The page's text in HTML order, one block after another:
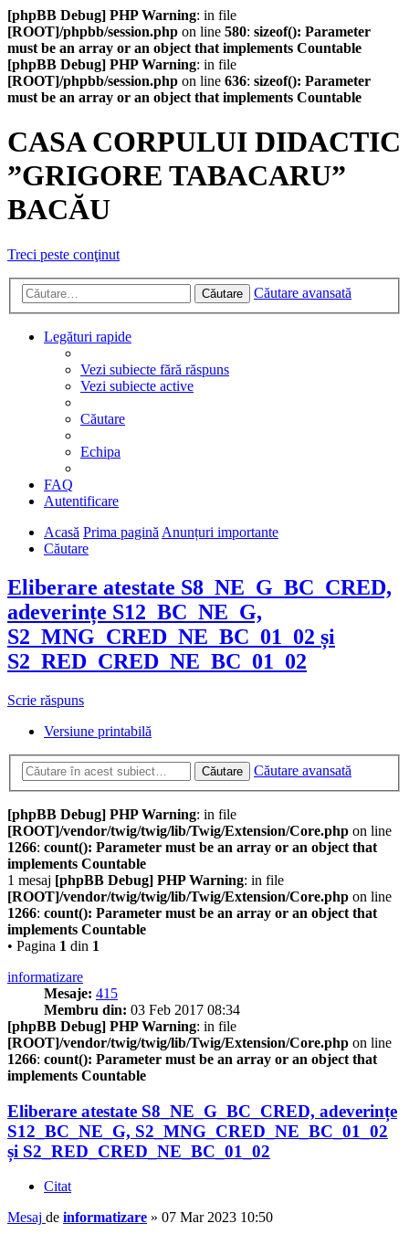
[phpBB Debug] PHP Warning: in file
[ROOT]/phpbb/session.php on line 580: sizeof(): Parameter
must be an array or an object that implements Countable
[phpBB Debug] PHP Warning: in file
[ROOT]/phpbb/session.php on line 636: sizeof(): Parameter
must be an array or an object that implements Countable
CASA CORPULUI DIDACTIC
”GRIGORE TABACARU”
BACĂU
Treci peste conţinut
Căutare Căutare avansată
Legături rapide
Vezi subiecte fără răspuns
Vezi subiecte active
Căutare
Echipa
FAQ
Autentificare
Acasă Prima paginăAnunțuri importante
Căutare
Eliberare atestate S8_NE_G_BC_CRED,
adeverințe S12_BC_NE_G,
S2_MNG_CRED_NE_BC_01_02 și
S2_RED_CRED_NE_BC_01_02
Scrie răspuns
Versiune printabilă
Căutare Căutare avansată
[phpBB Debug] PHP Warning: in file
[ROOT]/vendor/twig/twig/lib/Twig/Extension/Core.php on line
1266: count(): Parameter must be an array or an object that
implements Countable
1 mesaj [phpBB Debug] PHP Warning: in file
[ROOT]/vendor/twig/twig/lib/Twig/Extension/Core.php on line
1266: count(): Parameter must be an array or an object that
implements Countable
• Pagina 1 din 1
informatizare
Mesaje: 415
Membru din: 03 Feb 2017 08:34
[phpBB Debug] PHP Warning: in file
[ROOT]/vendor/twig/twig/lib/Twig/Extension/Core.php on line
1266: count(): Parameter must be an array or an object that
implements Countable
Eliberare atestate S8_NE_G_BC_CRED, adeverințe
S12_BC_NE_G, S2_MNG_CRED_NE_BC_01_02
și S2_RED_CRED_NE_BC_01_02
Citat
Mesaj de informatizare » 07 Mar 2023 10:50